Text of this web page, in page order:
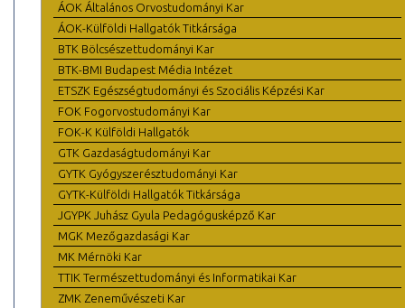
ÁOK Általános Orvostudományi Kar
ÁOK-Külföldi Hallgatók Titkársága
BTK Bölcsészettudományi Kar
BTK-BMI Budapest Média Intézet
ETSZK Egészségtudományi és Szociális Képzési Kar
FOK Fogorvostudományi Kar
FOK-K Külföldi Hallgatók
GTK Gazdaságtudományi Kar
GYTK Gyógyszerésztudományi Kar
GYTK-Külföldi Hallgatók Titkársága
JGYPK Juhász Gyula Pedagógusképző Kar
MGK Mezőgazdasági Kar
MK Mérnöki Kar
TTIK Természettudományi és Informatikai Kar
ZMK Zeneművészeti Kar